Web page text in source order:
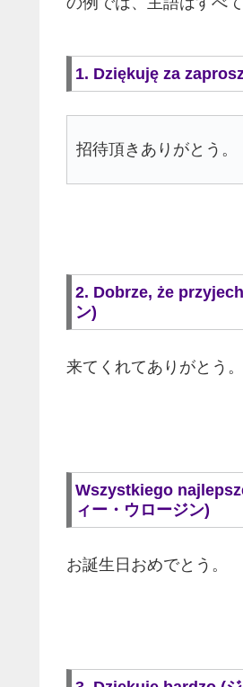
1. Dziękuję za
招待頂きありがとう。
2. Dobrze, że
ン)
来てくれてありがとう。
Wszystkiego
ィー・ウロージン)
お誕生日おめでとう。